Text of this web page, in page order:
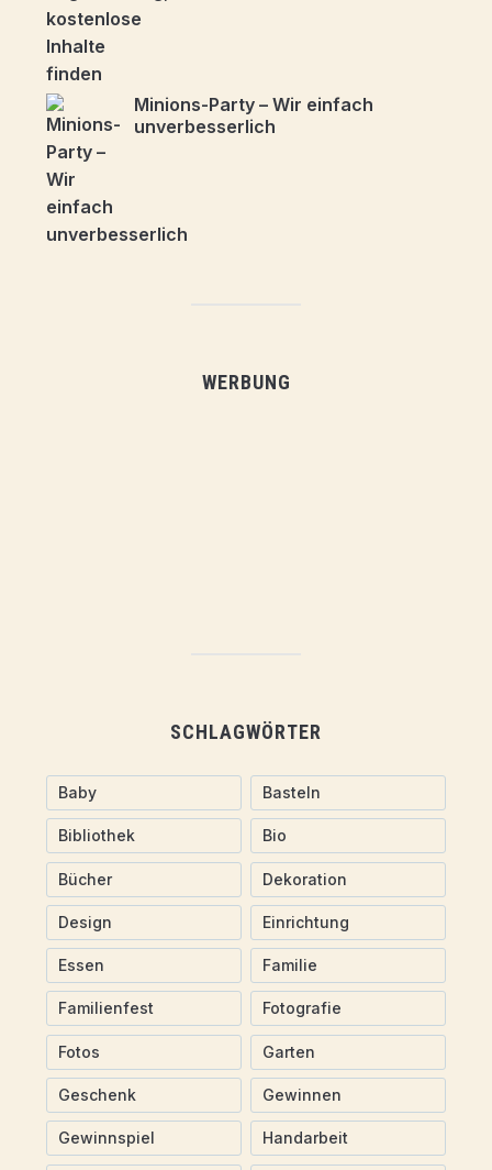
Minions-Party – Wir einfach
unverbesserlich
WERBUNG
SCHLAGWÖRTER
Baby Basteln
Bibliothek Bio
Bücher Dekoration
Design Einrichtung
Essen Familie
Familienfest Fotografie
Fotos Garten
Geschenk Gewinnen
Gewinnspiel Handarbeit